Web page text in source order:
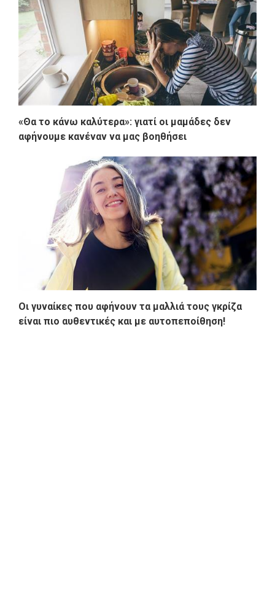
«Θα το κάνω καλύτερα»: γιατί οι μαμάδες δεν
αφήνουμε κανέναν να μας βοηθήσει
Οι γυναίκες που αφήνουν τα μαλλιά τους γκρίζα
είναι πιο αυθεντικές και με αυτοπεποίθηση!